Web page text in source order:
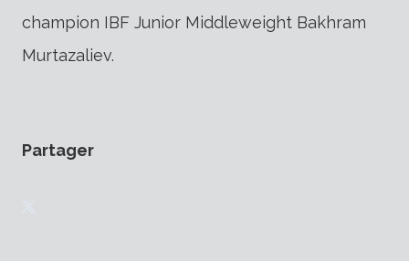
champion IBF Junior Middleweight Bakhram
Murtazaliev.
Partager